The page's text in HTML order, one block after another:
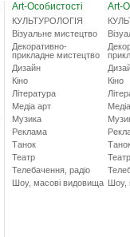
Art-Особистості
КУЛЬТУРОЛОГІЯ
Візуальне мистецтво
Декоративно-
прикладне мистецтво
Дизайн
Кіно
Література
Медіа арт
Музика
Реклама
Танок
Театр
Телебачення, радіо
Шоу, масові видовища
Art-
Кіно
Театр
Шоу,